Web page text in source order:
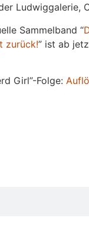
Ludwiggalerie,
Sammelband “
zurück!” ist ab
Girl”-Folge: